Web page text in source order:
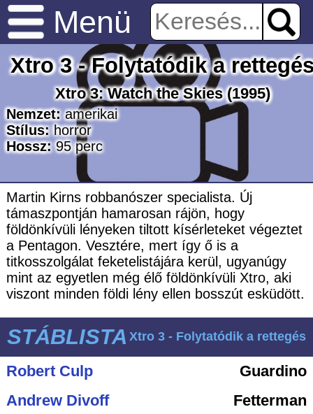
Menü
Xtro 3 - Folytatódik a
Xtro 3: Watch the Skies(1995)
Nemzet: amerikai
Stílus: horror
Hossz: 95perc
Martin Kirns robbanószer specialista. Új
támaszpontján hamarosan rájön, hogy
földönkívüli lényeken tiltott kísérleteket végeztet
a Pentagon. Vesztére, mert így ő is a
titkosszolgálat feketelistájára kerül, ugyanúgy
mint az egyetlen még élő földönkívüli Xtro, aki
viszont minden földi lény ellen bosszút esküdött.
STÁBLISTA Xtro 3 - Folytatódik a rettegés
Robert Culp
Guardino
Andrew Divoff
Fetterman